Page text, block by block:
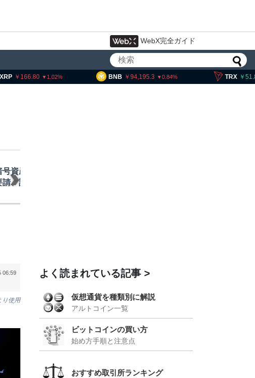
WebX完全ガイド
BNB 94,195.3 0.84 TRX 51.89
ーサー・ヘイズ、AIバブル崩壊と
府救済でビットコイン100万ドル
06:59
り使用
よく読まれている記事
仮想通貨を種類別に解説
アルトコイン一覧
ビットコインの買い方
始め方手順と注意点
おすすめ取引所ランキング